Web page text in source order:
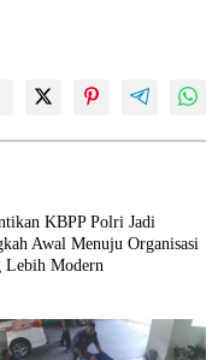
KBPP Polri Jadi
Awal Menuju Organisasi
Lebih Modern